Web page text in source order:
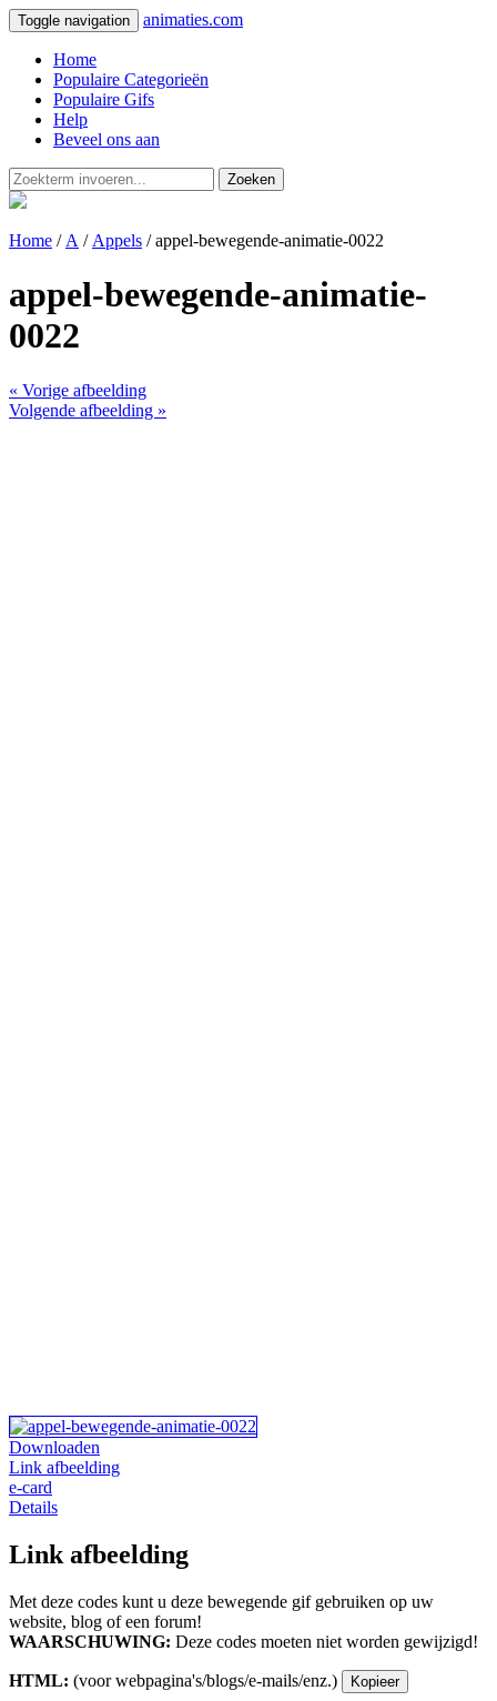
Toggle navigation animaties.com
Home
Populaire Categorieën
Populaire Gifs
Help
Beveel ons aan
Zoeken
Home / A / Appels / appel-bewegende-animatie-0022
appel-bewegende-animatie-
0022
« Vorige afbeelding
Volgende afbeelding »
Downloaden
Link afbeelding
e-card
Details
Link afbeelding
Met deze codes kunt u deze bewegende gif gebruiken op uw
website, blog of een forum!
WAARSCHUWING: Deze codes moeten niet worden gewijzigd!
HTML: (voor webpagina's/blogs/e-mails/enz.) Kopieer